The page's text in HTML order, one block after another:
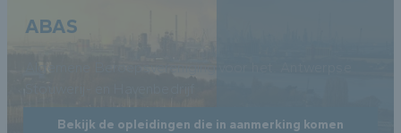
ABAS
Bekijk de opleidingen die in aanmerking komen